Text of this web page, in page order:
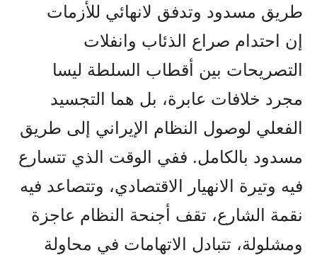
طريق مسدود وتدفق لانهائي للأزمات
إن احتدام صراع الذئاب وانفلات
التصريحات بين أقطاب السلطة ليسا
مجرد خلافات عابرة، بل هما التجسيد
الفعلي لوصول النظام الإيراني إلى طريق
مسدود بالكامل. ففي الوقت الذي تتسارع
فيه وتيرة الانهيار الاقتصادي، وتتصاعد فيه
نقمة الشارع، تقف أجنحة النظام عاجزة
ومشلولة، تتبادل الاتهامات في محاولة